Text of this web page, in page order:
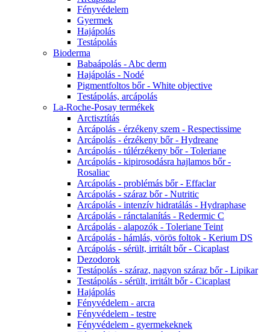
Fényvédelem
Gyermek
Hajápolás
Testápolás
Bioderma
Babaápolás - Abc derm
Hajápolás - Nodé
Pigmentfoltos bőr - White objective
Testápolás, arcápolás
La-Roche-Posay termékek
Arctisztítás
Arcápolás - érzékeny szem - Respectissime
Arcápolás - érzékeny bőr - Hydreane
Arcápolás - túlérzékeny bőr - Toleriane
Arcápolás - kipirosodásra hajlamos bőr -
Rosaliac
Arcápolás - problémás bőr - Effaclar
Arcápolás - száraz bőr - Nutritic
Arcápolás - intenzív hidratálás - Hydraphase
Arcápolás - ránctalanítás - Redermic C
Arcápolás - alapozók - Toleriane Teint
Arcápolás - hámlás, vörös foltok - Kerium DS
Arcápolás - sérült, irritált bőr - Cicaplast
Dezodorok
Testápolás - száraz, nagyon száraz bőr - Lipikar
Testápolás - sérült, irritált bőr - Cicaplast
Hajápolás
Fényvédelem - arcra
Fényvédelem - testre
Fényvédelem - gyermekeknek